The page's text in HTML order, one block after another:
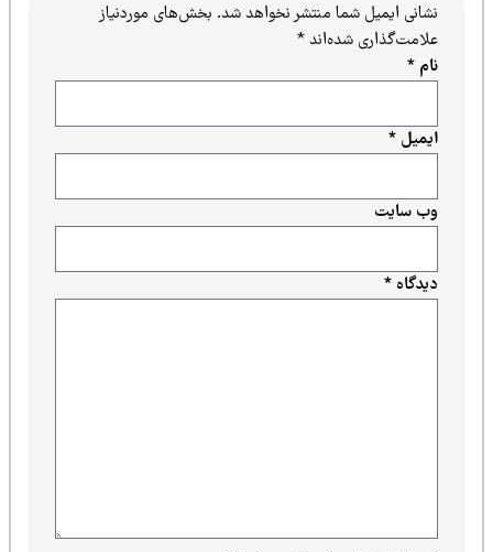
نشانی ایمیل شما منتشر نخواهد شد.بخش‌های موردنیاز
علامت‌گذاری شده‌اند*
دیدگاه*
ایمیل*
وب‌ سایت